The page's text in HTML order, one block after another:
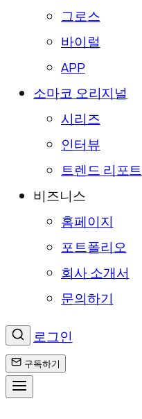
그로스
바이럴
APP
소마코 오리지널
시리즈
인터뷰
트렌드 리포트
비즈니스
홈페이지
포트폴리오
회사 소개서
문의하기
로그인
구독하기